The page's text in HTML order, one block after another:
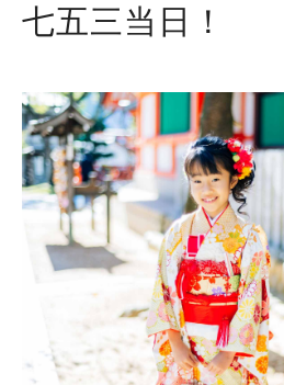
七五三当日！